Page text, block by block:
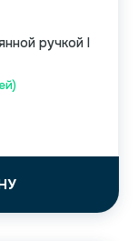
ручкой l